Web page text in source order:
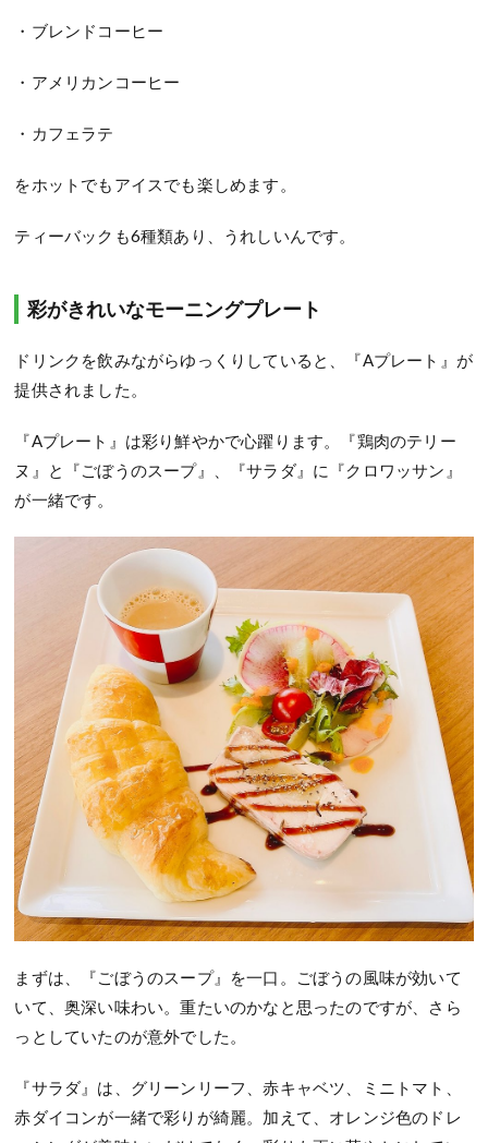
・ブレンドコーヒー
・アメリカンコーヒー
・カフェラテ
をホットでもアイスでも楽しめます。
ティーバックも6種類あり、うれしいんです。
彩がきれいなモーニングプレート
ドリンクを飲みながらゆっくりしていると、『Aプレート』が
提供されました。
『Aプレート』は彩り鮮やかで心躍ります。『鶏肉のテリー
ヌ』と『ごぼうのスープ』、『サラダ』に『クロワッサン』
が一緒です。
まずは、『ごぼうのスープ』を一口。ごぼうの風味が効いて
いて、奥深い味わい。重たいのかなと思ったのですが、さら
っとしていたのが意外でした。
『サラダ』は、グリーンリーフ、赤キャベツ、ミニトマト、
赤ダイコンが一緒で彩りが綺麗。加えて、オレンジ色のドレ